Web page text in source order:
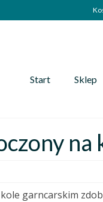
Start Sklep
na
garncarskim